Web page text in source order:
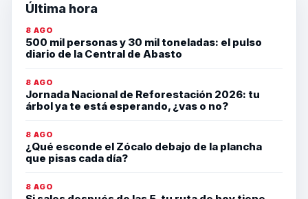
Última hora
8 AGO
500 mil personas y 30 mil toneladas: el pulso
diario de la Central de Abasto
8 AGO
Jornada Nacional de Reforestación 2026: tu
árbol ya te está esperando, ¿vas o no?
8 AGO
¿Qué esconde el Zócalo debajo de la plancha
que pisas cada día?
8 AGO